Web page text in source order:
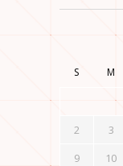
S
M
2
3
9
10